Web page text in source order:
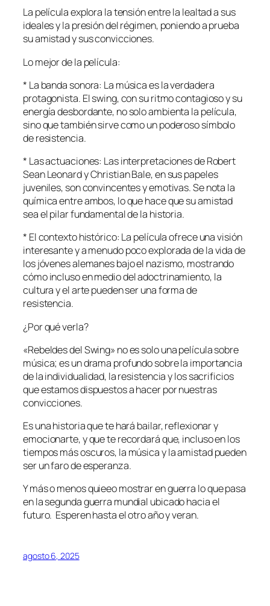
La película explora la tensión entre la lealtad a sus
ideales y la presión del régimen, poniendo a prueba
su amistad y sus convicciones.
Lo mejor de la película:
* La banda sonora: La música es la verdadera
protagonista. El swing, con su ritmo contagioso y su
energía desbordante, no solo ambienta la película,
sino que también sirve como un poderoso símbolo
de resistencia.
* Las actuaciones: Las interpretaciones de Robert
Sean Leonard y Christian Bale, en sus papeles
juveniles, son convincentes y emotivas. Se nota la
química entre ambos, lo que hace que su amistad
sea el pilar fundamental de la historia.
* El contexto histórico: La película ofrece una visión
interesante y a menudo poco explorada de la vida de
los jóvenes alemanes bajo el nazismo, mostrando
cómo incluso en medio del adoctrinamiento, la
cultura y el arte pueden ser una forma de
resistencia.
¿Por qué verla?
«Rebeldes del Swing» no es solo una película sobre
música; es un drama profundo sobre la importancia
de la individualidad, la resistencia y los sacrificios
que estamos dispuestos a hacer por nuestras
convicciones.
Es una historia que te hará bailar, reflexionar y
emocionarte, y que te recordará que, incluso en los
tiempos más oscuros, la música y la amistad pueden
ser un faro de esperanza.
Y más o menos quieeo mostrar en guerra lo que pasa
en la segunda guerra mundial ubicado hacia el
futuro. Esperen hasta el otro año y veran.
agosto 6, 2025